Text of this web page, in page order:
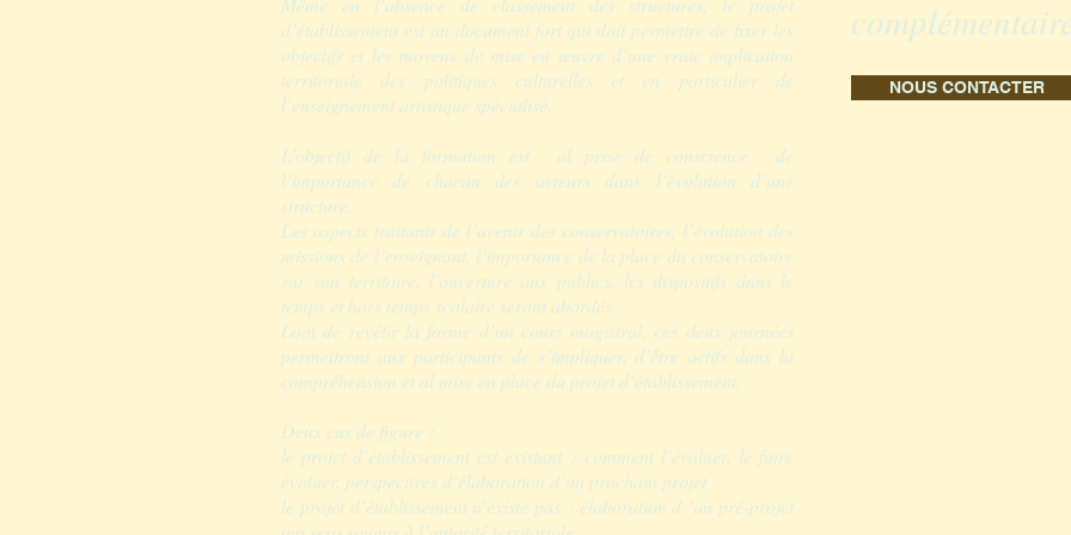
d’établissement est un document fort qui doit permettre de fixer les
objectifs et les moyens de mise en œuvre d’une vraie implication
territoriale des politiques culturelles et en particulier de
l’enseignement artistique spécialisé.
L’objectif de la formation est al prise de conscience de
l’importance de chacun des acteurs dans l’évolution d’une
structure.
Les aspects traitants de l’avenir des conservatoires, l’évolution des
missions de l’enseignant, l’importance de la place du conservatoire
sur son territoire, l’ouverture aux publics, les dispositifs dans le
temps et hors temps scolaire seront abordés.
Loin de revêtir la forme d’un cours magistral, ces deux journées
permettront aux participants de s’impliquer, d’être actifs dans la
compréhension et al mise en place du projet d’établissement.
Deux cas de figure :
le projet d’établissement est existant : comment l’évaluer, le faire
évoluer, perspectives d’élaboration d’un prochain projet
le projet d’établissement n’existe pas : élaboration d ‘un pré-projet
NOUS CONTACTER